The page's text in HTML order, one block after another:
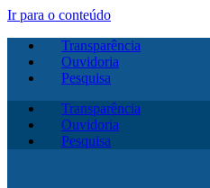
Ir para o conteúdo
Transparência
Ouvidoria
Pesquisa
Transparência
Ouvidoria
Pesquisa